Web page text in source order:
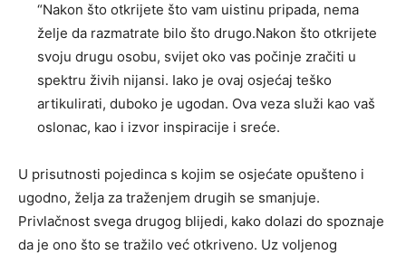
“Nakon što otkrijete što vam uistinu pripada, nema
želje da razmatrate bilo što drugo.Nakon što otkrijete
svoju drugu osobu, svijet oko vas počinje zračiti u
spektru živih nijansi. Iako je ovaj osjećaj teško
artikulirati, duboko je ugodan. Ova veza služi kao vaš
oslonac, kao i izvor inspiracije i sreće.
U prisutnosti pojedinca s kojim se osjećate opušteno i
ugodno, želja za traženjem drugih se smanjuje.
Privlačnost svega drugog blijedi, kako dolazi do spoznaje
da je ono što se tražilo već otkriveno. Uz voljenog